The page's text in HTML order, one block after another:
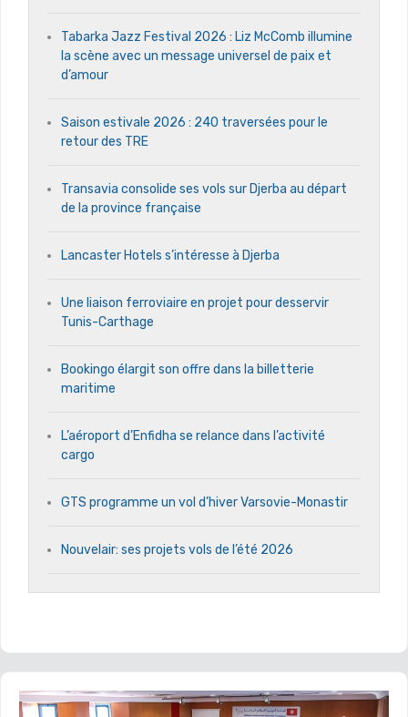
Tabarka Jazz Festival 2026 : Liz McComb illumine
la scène avec un message universel de paix et
d’amour
Saison estivale 2026 : 240 traversées pour le
retour des TRE
Transavia consolide ses vols sur Djerba au départ
de la province française
Lancaster Hotels s’intéresse à Djerba
Une liaison ferroviaire en projet pour desservir
Tunis-Carthage
Bookingo élargit son offre dans la billetterie
maritime
L’aéroport d’Enfidha se relance dans l’activité
cargo
GTS programme un vol d’hiver Varsovie-Monastir
Nouvelair: ses projets vols de l’été 2026